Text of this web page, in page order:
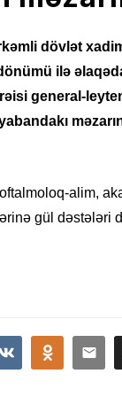
dövlət
ilə
general-
alim,
gül dəstələri